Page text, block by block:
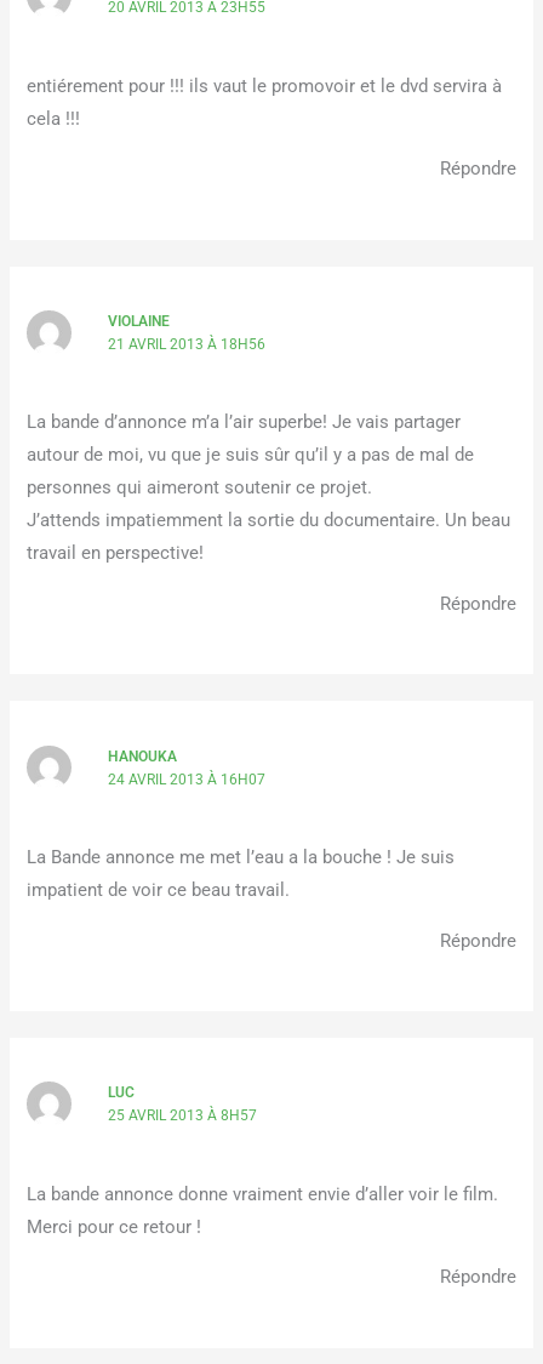
20 AVRIL 2013 À 23H55
entiérement pour !!! ils vaut le promovoir et le dvd servira à
cela !!!
Répondre
VIOLAINE
21 AVRIL 2013 À 18H56
La bande d’annonce m’a l’air superbe! Je vais partager
autour de moi, vu que je suis sûr qu’il y a pas de mal de
personnes qui aimeront soutenir ce projet.
J’attends impatiemment la sortie du documentaire. Un beau
travail en perspective!
Répondre
HANOUKA
24 AVRIL 2013 À 16H07
La Bande annonce me met l’eau a la bouche ! Je suis
impatient de voir ce beau travail.
Répondre
LUC
25 AVRIL 2013 À 8H57
La bande annonce donne vraiment envie d’aller voir le film.
Merci pour ce retour !
Répondre